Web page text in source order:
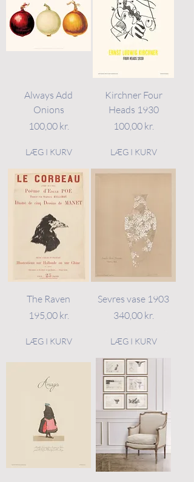
Always Add
Onions
Pris
100,00 kr.
LÆG I KURV
Kirchner Four
Heads 1930
Pris
100,00 kr.
LÆG I KURV
The Raven
Pris
195,00 kr.
LÆG I KURV
Sevres vase 1903
Pris
340,00 kr.
LÆG I KURV